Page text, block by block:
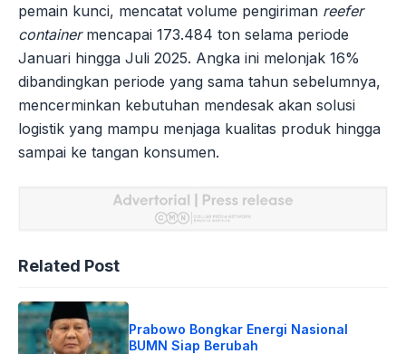
pemain kunci, mencatat volume pengiriman reefer
containermencapai 173.484 ton selama periode
Januari hingga Juli 2025. Angka ini melonjak 16%
dibandingkan periode yang sama tahun sebelumnya,
mencerminkan kebutuhan mendesak akan solusi
logistik yang mampu menjaga kualitas produk hingga
sampai ke tangan konsumen.
Related Post
Prabowo Bongkar Energi Nasional
BUMN Siap Berubah